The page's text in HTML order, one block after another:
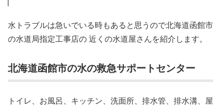
水トラブルは急いでいる時もあると思うので北海道函館市
の水道局指定工事店の 近くの水道屋さんを紹介します。
北海道函館市の水の救急サポートセンター
トイレ、お風呂、キッチン、洗面所、排水管、排水溝、屋